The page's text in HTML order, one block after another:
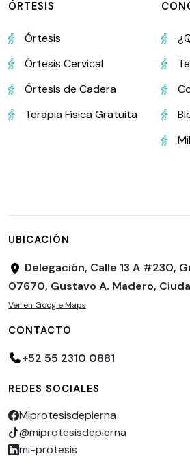
ÓRTESIS
Órtesis
Órtesis Cervical
Órtesis de Cadera
Terapia Física Gratuita
UBICACIÓN
Delegación, Calle 13 A #230,
07670, Gustavo A. Madero,
Ver en Google Maps
CONTACTO
+52 55 2310 0881
REDES SOCIALES
Miprotesisdepierna
@miprotesisdepierna
mi-protesis